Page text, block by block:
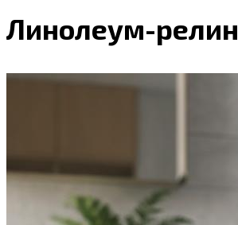
Линолеум-релин